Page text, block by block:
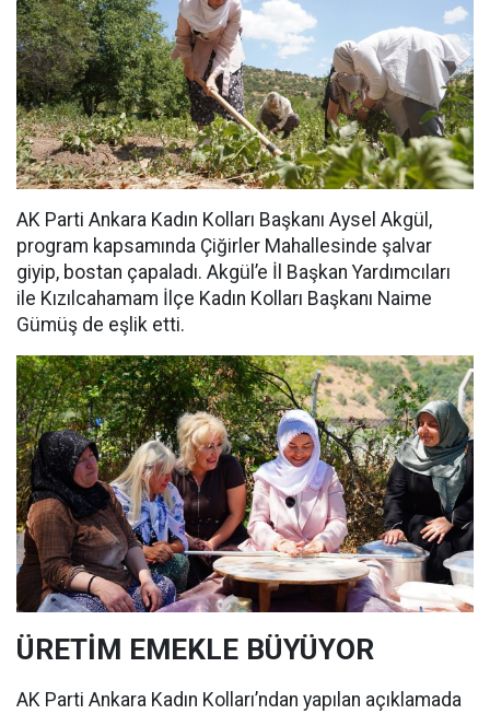
AK Parti Ankara Kadın Kolları Başkanı Aysel Akgül,
program kapsamında Çiğirler Mahallesinde şalvar
giyip, bostan çapaladı. Akgül’e İl Başkan Yardımcıları
ile Kızılcahamam İlçe Kadın Kolları Başkanı Naime
Gümüş de eşlik etti.
ÜRETİM EMEKLE BÜYÜYOR
AK Parti Ankara Kadın Kolları’ndan yapılan açıklamada